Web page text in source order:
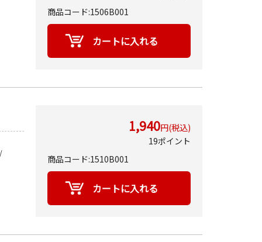
商品コード:1506B001
1,940円(税込)
19ポイント
商品コード:1510B001